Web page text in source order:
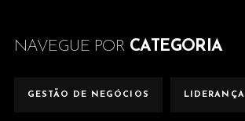
NAVEGUE POR CATEGORIA
GESTÃO DE NEGÓCIOS LIDERANÇA